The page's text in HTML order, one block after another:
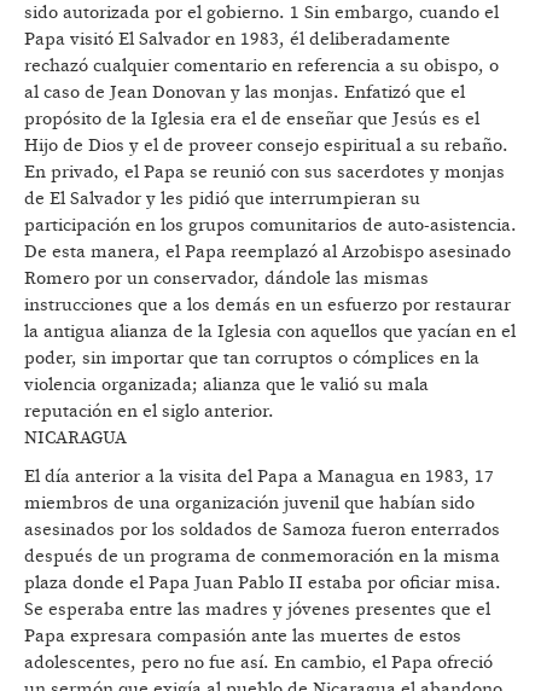
sido autorizada por el gobierno. 1 Sin embargo, cuando el
Papa visitó El Salvador en 1983, él deliberadamente
rechazó cualquier comentario en referencia a su obispo, o
al caso de Jean Donovan y las monjas. Enfatizó que el
propósito de la Iglesia era el de enseñar que Jesús es el
Hijo de Dios y el de proveer consejo espiritual a su rebaño.
En privado, el Papa se reunió con sus sacerdotes y monjas
de El Salvador y les pidió que interrumpieran su
participación en los grupos comunitarios de auto-asistencia.
De esta manera, el Papa reemplazó al Arzobispo asesinado
Romero por un conservador, dándole las mismas
instrucciones que a los demás en un esfuerzo por restaurar
la antigua alianza de la Iglesia con aquellos que yacían en el
poder, sin importar que tan corruptos o cómplices en la
violencia organizada; alianza que le valió su mala
reputación en el siglo anterior.
NICARAGUA
El día anterior a la visita del Papa a Managua en 1983, 17
miembros de una organización juvenil que habían sido
asesinados por los soldados de Samoza fueron enterrados
después de un programa de conmemoración en la misma
plaza donde el Papa Juan Pablo II estaba por oficiar misa.
Se esperaba entre las madres y jóvenes presentes que el
Papa expresara compasión ante las muertes de estos
adolescentes, pero no fue así. En cambio, el Papa ofreció